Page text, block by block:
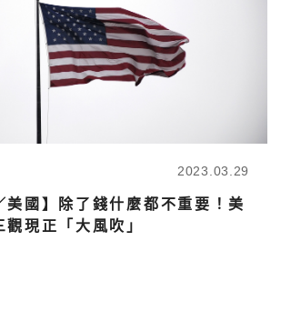
2023.03.29
美國】除了錢什麼都不重要！美
觀現正「大風吹」